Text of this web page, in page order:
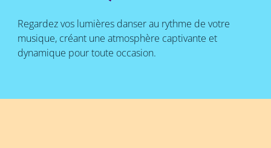
Regardez vos lumières danser au rythme de votre
musique, créant une atmosphère captivante et
dynamique pour toute occasion.